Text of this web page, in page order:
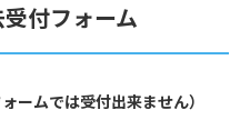
付フォーム
ームでは受付出来ません）